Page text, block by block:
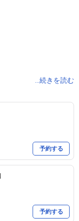
...続きを読む
予約する
予約する